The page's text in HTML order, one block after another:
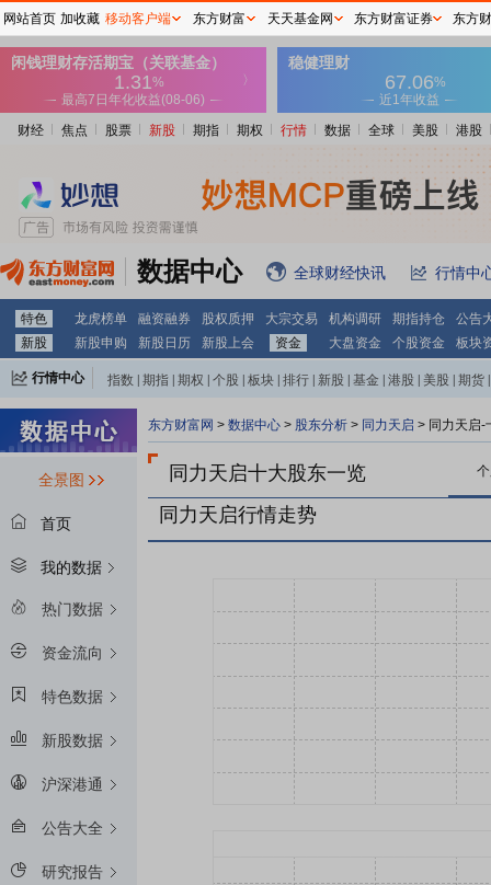
财经 焦点 股票 新股 期指 期权 行情 数据 全球 美股 港股
数据中心 全球财经快讯 行情中
特色 龙虎榜单 融资融券 股权质押 大宗交易 机构调研 期指持仓
公告
新股
新股申购 新股日历 新股上会 资金 大盘资金 个股资金 板块
行情中心 指数 期指 期权 个股 板块 排行 新股 基金 港股 美股 期货
全景图
首页
我的数据
热门数据
资金流向
特色数据
新股数据
沪深港通
公告大全
研究报告
东方财富网 > 数据中心 > 股东分析 > 同力天启 > 同力天启-
同力天启十大股东一览
同力天启行情走势
网站首页 加收藏 移动客户端 东方财富 天天基金网 东方财富证券 东方